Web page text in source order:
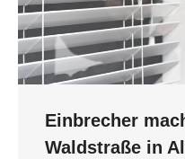
Einbrecher
Waldstraße in